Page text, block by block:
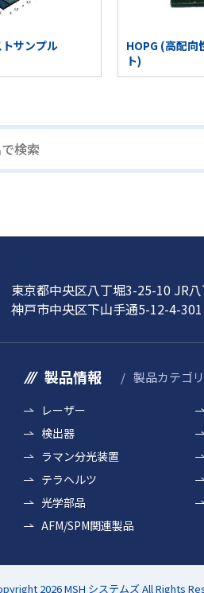
サンプル
HOPG (高配向
ト)
東京都中央区八丁堀3-25-10 JR
神戸市中央区下山手通5-12-4-301
製品情報 製品カテゴ
レーザー
検出器
ラマン分光装置
テラヘルツ
光学部品
AFM/SPM関連製品
2026 MSH システムズ All Rights